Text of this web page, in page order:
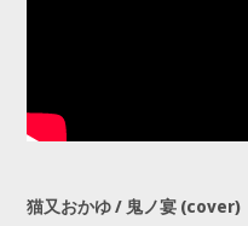
猫又おかゆ / 鬼ノ宴 (cover)